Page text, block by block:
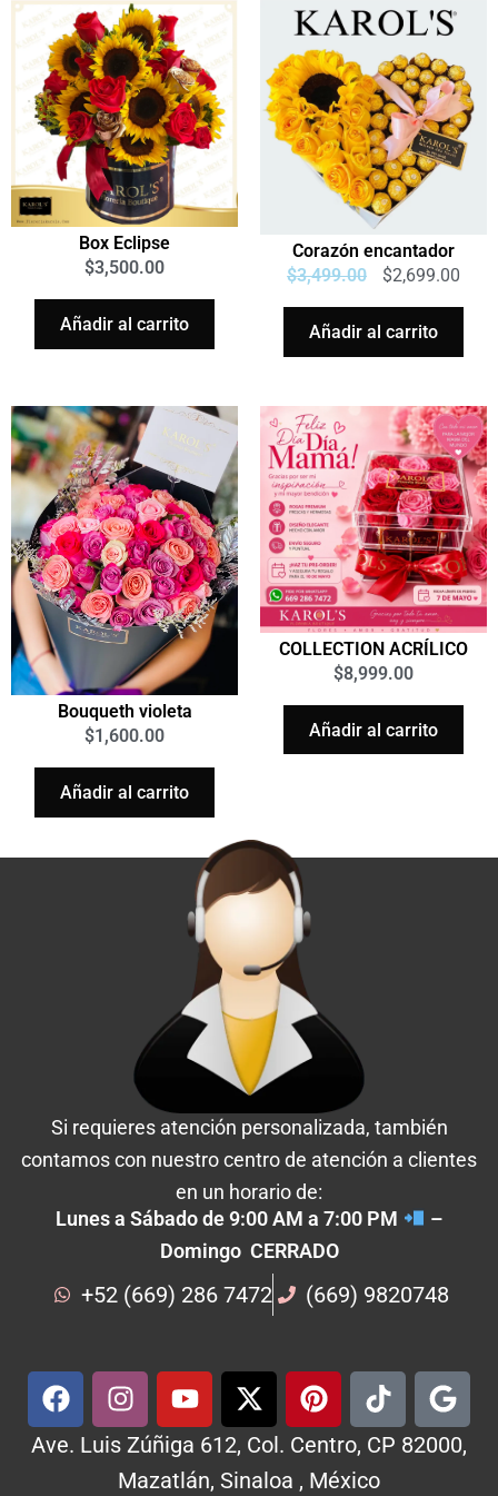
Box Eclipse
$3,500.00
Añadir al carrito
Corazón encantador
$3,499.00 $2,699.00
Añadir al carrito
Bouqueth violeta
$1,600.00
Añadir al carrito
COLLECTION ACRÍLICO
$8,999.00
Añadir al carrito
Si requieres atención personalizada, también
contamos con nuestro centro de atención a clientes
en un horario de:
Lunes a Sábado de 9:00 AM a 7:00 PM
–
Domingo CERRADO
+52 (669) 286 7472 (669) 9820748
Ave. Luis Zúñiga 612, Col. Centro, CP 82000,
Mazatlán, Sinaloa , México